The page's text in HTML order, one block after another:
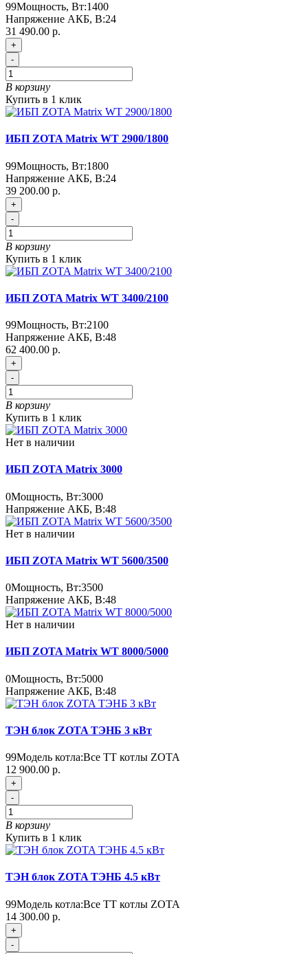
99Мощность, Вт:1400
Напряжение АКБ, В:24
31 490.00 р.
+
-
В корзину
Купить в 1 клик
ИБП ZOTA Matrix WT 2900/1800
99Мощность, Вт:1800
Напряжение АКБ, В:24
39 200.00 р.
+
-
В корзину
Купить в 1 клик
ИБП ZOTA Matrix WT 3400/2100
99Мощность, Вт:2100
Напряжение АКБ, В:48
62 400.00 р.
+
-
В корзину
Купить в 1 клик
Нет в наличии
ИБП ZOTA Matrix 3000
0Мощность, Вт:3000
Напряжение АКБ, В:48
Нет в наличии
ИБП ZOTA Matrix WT 5600/3500
0Мощность, Вт:3500
Напряжение АКБ, В:48
Нет в наличии
ИБП ZOTA Matrix WT 8000/5000
0Мощность, Вт:5000
Напряжение АКБ, В:48
ТЭН блок ZOTA ТЭНБ 3 кВт
99Модель котла:Все ТТ котлы ZOTA
12 900.00 р.
+
-
В корзину
Купить в 1 клик
ТЭН блок ZOTA ТЭНБ 4.5 кВт
99Модель котла:Все ТТ котлы ZOTA
14 300.00 р.
+
-